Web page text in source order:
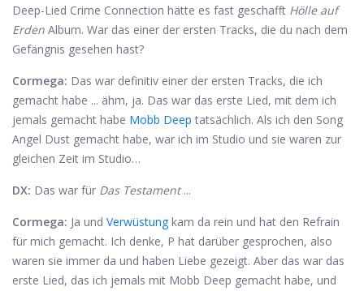
Deep-Lied Crime Connection hätte es fast geschafft Hölle auf
Erden Album. War das einer der ersten Tracks, die du nach dem
Gefängnis gesehen hast?
Cormega: Das war definitiv einer der ersten Tracks, die ich
gemacht habe ... ähm, ja. Das war das erste Lied, mit dem ich
jemals gemacht habe Mobb Deep tatsächlich. Als ich den Song
Angel Dust gemacht habe, war ich im Studio und sie waren zur
gleichen Zeit im Studio…
DX: Das war für Das Testament...
Cormega: Ja und Verwüstungkam da rein und hat den Refrain
für mich gemacht. Ich denke, P hat darüber gesprochen, also
waren sie immer da und haben Liebe gezeigt. Aber das war das
erste Lied, das ich jemals mit Mobb Deep gemacht habe, und